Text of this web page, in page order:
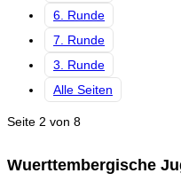
6. Runde
7. Runde
3. Runde
Alle Seiten
Seite 2 von 8
Wuerttembergische